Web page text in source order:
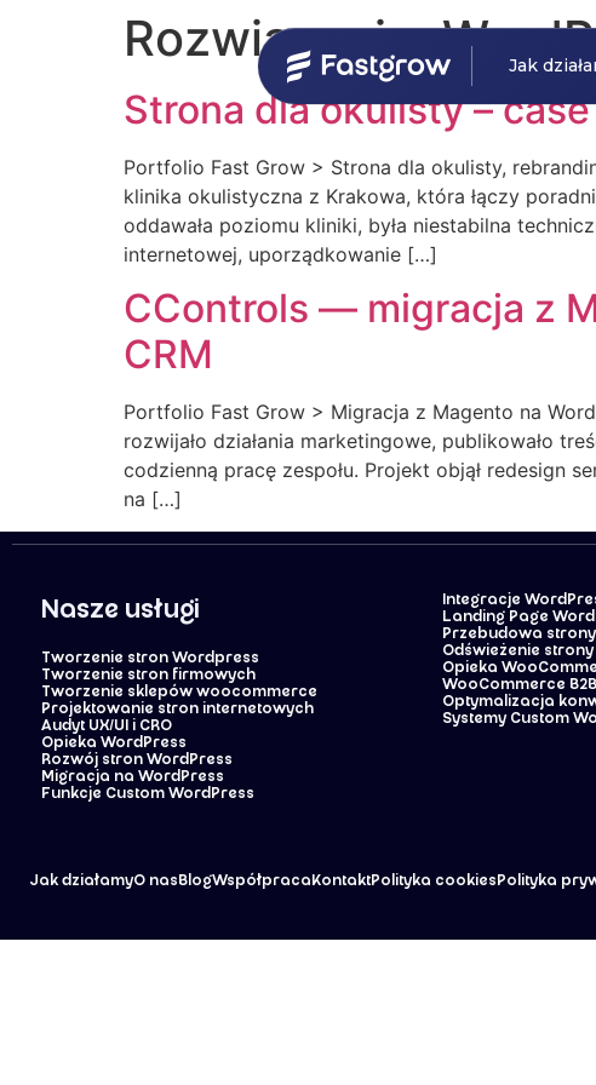
Jak
Rozwiązanie:
Strona dla okulisty –
Portfolio Fast Grow > Strona dla okulisty,
klinika okulistyczna z Krakowa, która łączy
oddawała poziomu kliniki, była niestabilna
internetowej, uporządkowanie […]
CControls — migracja z
CRM
Portfolio Fast Grow > Migracja z Magento na
rozwijało działania marketingowe, publikowało
codzienną pracę zespołu. Projekt objął redesign
na […]
Nasze usługi
Tworzenie stron Wordpress
Tworzenie stron firmowych
Tworzenie sklepów woocommerce
Projektowanie stron internetowych
Audyt UX/UI i CRO
Opieka WordPress
Rozwój stron WordPress
Migracja na WordPress
Funkcje Custom WordPress
Integracje
Landing Page
Przebudowa
Odświeżenie
Opieka
WooCommerce B2B
Optymalizacja
Systemy Custom
Jak działamyO nasBlogWspółpracaKontaktPolityka cookiesPolityka